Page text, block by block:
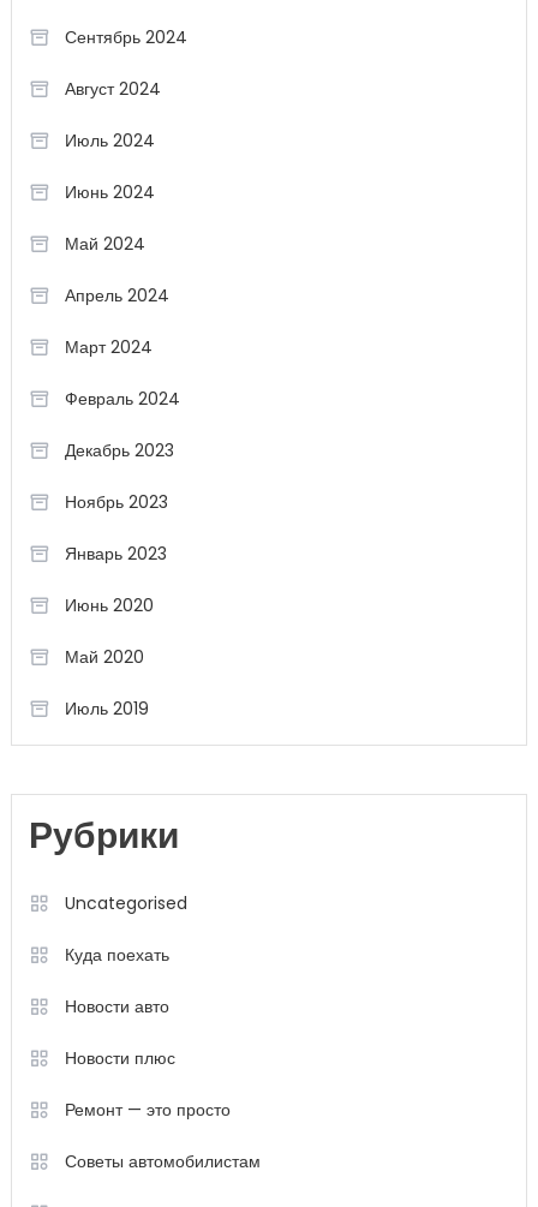
Сентябрь 2024
Август 2024
Июль 2024
Июнь 2024
Май 2024
Апрель 2024
Март 2024
Февраль 2024
Декабрь 2023
Ноябрь 2023
Январь 2023
Июнь 2020
Май 2020
Июль 2019
Рубрики
Uncategorised
Куда поехать
Новости авто
Новости плюс
Ремонт — это просто
Советы автомобилистам